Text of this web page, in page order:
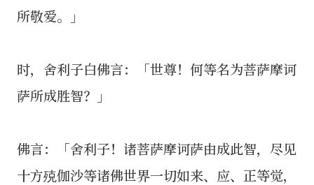
所敬爱。」
时，舍利子白佛言：「世尊！何等名为菩萨摩诃
萨所成胜智？」
佛言：「舍利子！诸菩萨摩诃萨由成此智，尽见
十方殑伽沙等诸佛世界一切如来、应、正等觉，